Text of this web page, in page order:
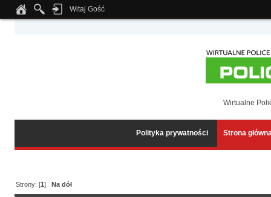
Notice: Undefined index: tapatalk_body_hook in
Witaj Gość
Wirtualne
Polityka prywatności Strona
Strony: [1]Na dół